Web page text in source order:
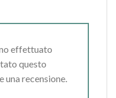
effettuato
questo
recensione.